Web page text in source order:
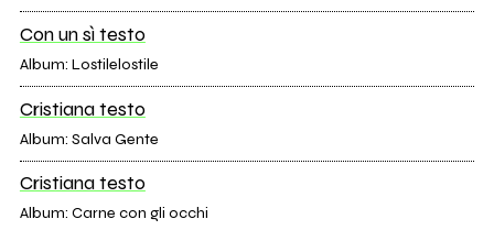
Con un sì testo
Album: Lostilelostile
Cristiana testo
Album: Salva Gente
Cristiana testo
Album: Carne con gli occhi